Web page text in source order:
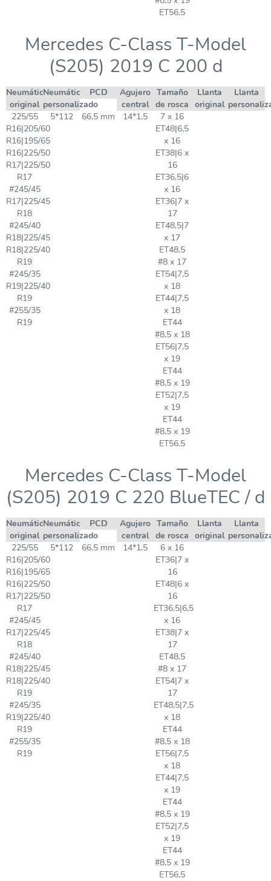
ET56,5
Mercedes C-Class T-Model
(S205) 2019 C 200 d
Neumático
original
Neumático
personalizado
PCD
Agujero
central
Tamaño
de rosca
Llanta
original
Llanta
225/55
R16|205/60
R16|195/65
R16|225/50
R17|225/50
R17
#245/45
R17|225/45
R18
#245/40
R18|225/45
R18|225/40
R19
#245/35
R19|225/40
R19
#255/35
R19
5*112 66,5 mm 14*1,5
7 x 16
ET48|6,5
x 16
ET38|6 x
16
ET36,5|6
x 16
ET36|7 x
17
ET48,5|7
x 17
ET48,5
#8 x 17
ET54|7,5
x 18
ET44|7,5
x 18
ET44
#8,5 x 18
ET56|7,5
x 19
ET44
#8,5 x 19
ET52|7,5
x 19
ET44
#8,5 x 19
ET56,5
Mercedes C-Class T-Model
(S205) 2019 C 220 BlueTEC / d
Neumático
original
Neumático
personalizado
PCD
Agujero
central
Tamaño
de rosca
Llanta
original
Llanta
225/55
R16|205/60
R16|195/65
R16|225/50
R17|225/50
R17
#245/45
R17|225/45
R18
#245/40
R18|225/45
R18|225/40
R19
#245/35
R19|225/40
R19
#255/35
R19
5*112 66,5 mm 14*1,5
6 x 16
ET36|7 x
16
ET48|6 x
16
ET36,5|6,5
x 16
ET38|7 x
17
ET48,5
#8 x 17
ET54|7 x
17
ET48,5|7,5
x 18
ET44
#8,5 x 18
ET56|7,5
x 18
ET44|7,5
x 19
ET44
#8,5 x 19
ET52|7,5
x 19
ET44
#8,5 x 19
ET56,5